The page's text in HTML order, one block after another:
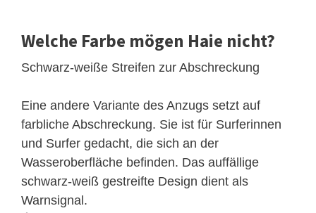
Welche Farbe mögen Haie nicht?
Schwarz-weiße Streifen zur Abschreckung
Eine andere Variante des Anzugs setzt auf
farbliche Abschreckung. Sie ist für Surferinnen
und Surfer gedacht, die sich an der
Wasseroberfläche befinden. Das auffällige
schwarz-weiß gestreifte Design dient als
Warnsignal.